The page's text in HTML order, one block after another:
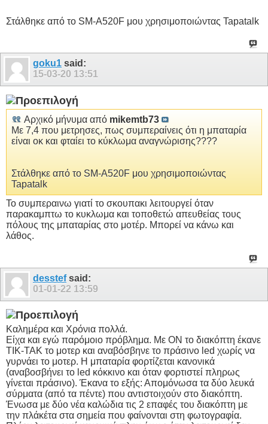
Στάλθηκε από το SM-A520F μου χρησιμοποιώντας Tapatalk
goku1 said:
15-03-20 13:51
Αρχικό μήνυμα από mikemtb73
Με 7,4 που μετρησες, πως συμπεραίνεις ότι η μπαταρία
είναι οκ και φταίει το κύκλωμα αναγνώρισης????
Στάλθηκε από το SM-A520F μου χρησιμοποιώντας
Tapatalk
Το συμπεραινω γιατί το σκουπακι λειτουργεί όταν
παρακαμπτω το κυκλωμα και τοποθετώ απευθείας τους
πόλους της μπαταρίας στο μοτέρ. Μπορεί να κάνω και
λάθος.
desstefsaid:
01-01-22 13:59
Καλημέρα και Χρόνια πολλά.
Είχα και εγώ παρόμοιο πρόβλημα. Με ON το διακόπτη έκανε
ΤΙΚ-ΤΑΚ το μοτερ και αναβόσβηνε το πράσινο led χωρίς να
γυρνάει το μοτερ. Η μπαταρία φορτίζεται κανονικά
(αναβοσβήνει το led κόκκινο και όταν φορτιστεί πληρως
γίνεται πράσινο). Έκανα το εξής: Απομόνωσα τα δύο λευκά
σύρματα (από τα πέντε) που αντιστοιχούν στο διακόπτη.
Ένωσα με δύο νέα καλώδια τις 2 επαφές του διακόπτη με
την πλάκέτα στα σημεία που φαίνονται στη φωτογραφία.